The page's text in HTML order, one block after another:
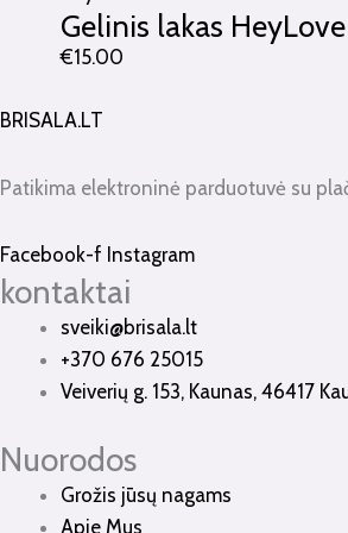
Gelinis lakas
€15.00
BRISALA.LT
Patikima elektroninė parduotuvė su
Facebook-f Instagram
kontaktai
sveiki@brisala.lt
+370 676 25015
Veiverių g. 153, Kaunas, 46417
Nuorodos
Grožis jūsų nagams
Apie Mus